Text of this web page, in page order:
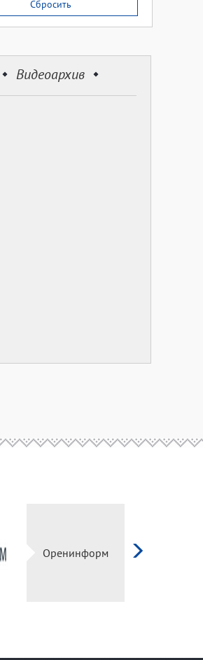
Сбросить
Видеоархив
Оренинформ